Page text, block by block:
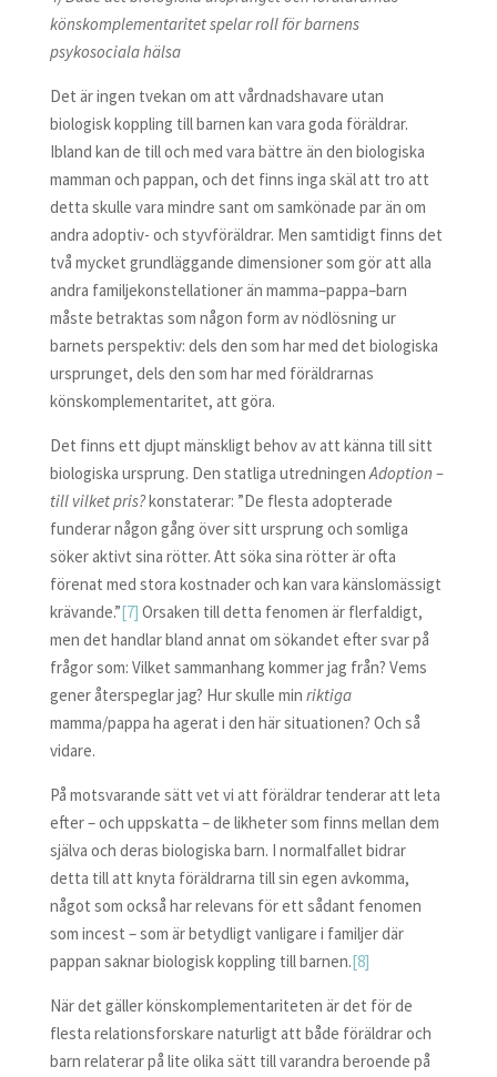
könskomplementaritet spelar roll för barnens
psykosociala hälsa
Det är ingen tvekan om att vårdnadshavare utan
biologisk koppling till barnen kan vara goda föräldrar.
Ibland kan de till och med vara bättre än den biologiska
mamman och pappan, och det finns inga skäl att tro att
detta skulle vara mindre sant om samkönade par än om
andra adoptiv- och styvföräldrar. Men samtidigt finns det
två mycket grundläggande dimensioner som gör att alla
andra familjekonstellationer än mamma–pappa–barn
måste betraktas som någon form av nödlösning ur
barnets perspektiv: dels den som har med det biologiska
ursprunget, dels den som har med föräldrarnas
könskomplementaritet, att göra.
Det finns ett djupt mänskligt behov av att känna till sitt
biologiska ursprung. Den statliga utredningenAdoption –
till vilket pris?konstaterar: ”De flesta adopterade
funderar någon gång över sitt ursprung och somliga
söker aktivt sina rötter. Att söka sina rötter är ofta
förenat med stora kostnader och kan vara känslomässigt
krävande.”[7] Orsaken till detta fenomen är flerfaldigt,
men det handlar bland annat om sökandet efter svar på
frågor som: Vilket sammanhang kommer jag från? Vems
gener återspeglar jag? Hur skulle min riktiga
mamma/pappa ha agerat i den här situationen? Och så
vidare.
På motsvarande sätt vet vi att föräldrar tenderar att leta
efter – och uppskatta – de likheter som finns mellan dem
själva och deras biologiska barn. I normalfallet bidrar
detta till att knyta föräldrarna till sin egen avkomma,
något som också har relevans för ett sådant fenomen
som incest – som är betydligt vanligare i familjer där
pappan saknar biologisk koppling till barnen.[8]
När det gäller könskomplementariteten är det för de
flesta relationsforskare naturligt att både föräldrar och
barn relaterar på lite olika sätt till varandra beroende på